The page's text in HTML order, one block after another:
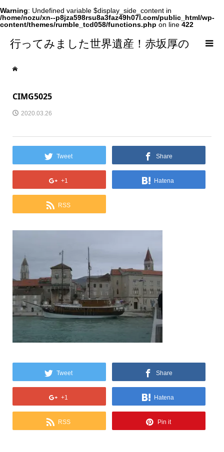
Warning: Undefined variable $display_side_content in
/home/nozu/xn--p8jza598rsu8a3faz49h07l.com/public_html/wp-
content/themes/rumble_tcd058/functions.php on line 422
行ってみました世界遺産！赤坂厚の
world Heritage
CIMG5025
2020.03.26
Tweet Share
+1 Hatena
RSS
Tweet Share
+1 Hatena
RSS Pin it